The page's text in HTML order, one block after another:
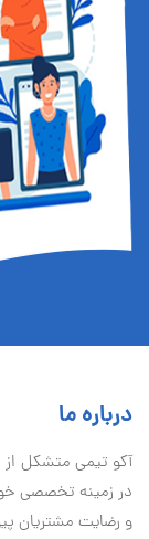
درباره ما
آكو تيمی متشکل
در زمینه تخصصی
و رضایت مشتریان